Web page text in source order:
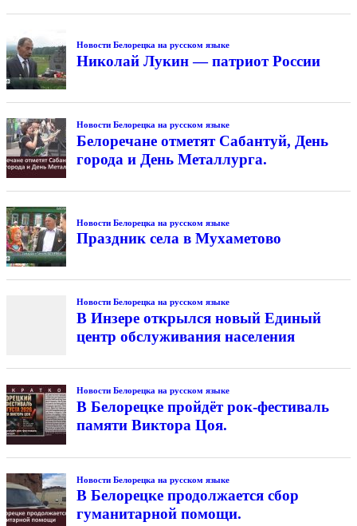
Новости Белорецка на русском языке
Николай Лукин — патриот России
Новости Белорецка на русском языке
Белоречане отметят Сабантуй, День
города и День Металлурга.
Новости Белорецка на русском языке
Праздник села в Мухаметово
Новости Белорецка на русском языке
В Инзере открылся новый Единый
центр обслуживания населения
Новости Белорецка на русском языке
В Белорецке пройдёт рок-фестиваль
памяти Виктора Цоя.
Новости Белорецка на русском языке
В Белорецке продолжается сбор
гуманитарной помощи.